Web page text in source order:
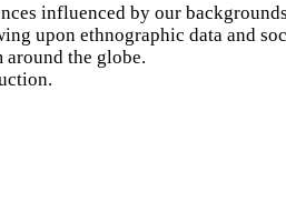
influenced by our
upon ethnographic data and
the globe.